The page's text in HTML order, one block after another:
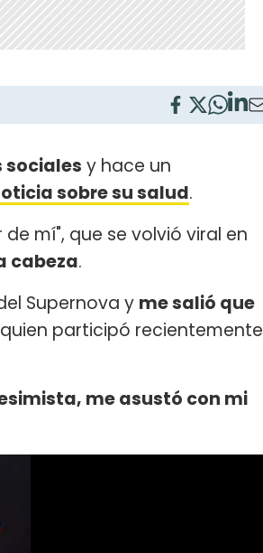
sociales y hace un
sobre su salud.
mí", que se volvió viral en
cabeza.
Supernova y me salió que
participó recientemente
me asustó con mi